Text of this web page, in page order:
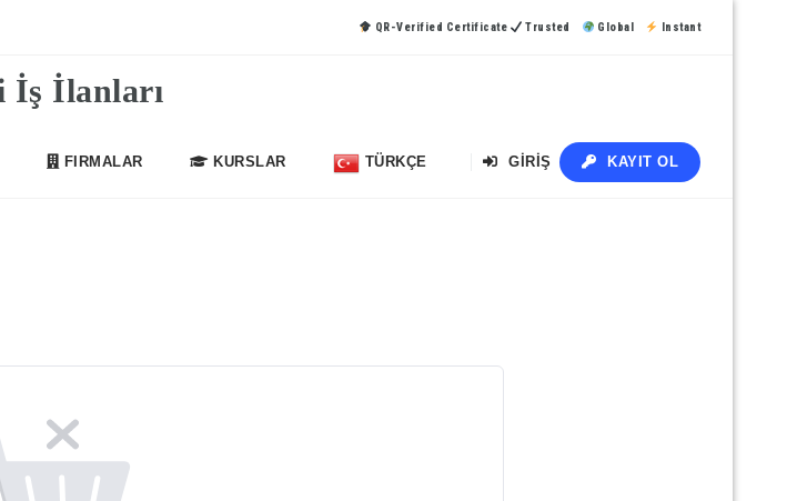
QR-Verified Certificate Trusted Global Instant
FIRMALAR KURSLAR TÜRKÇE GIRIŞ KAYIT OL